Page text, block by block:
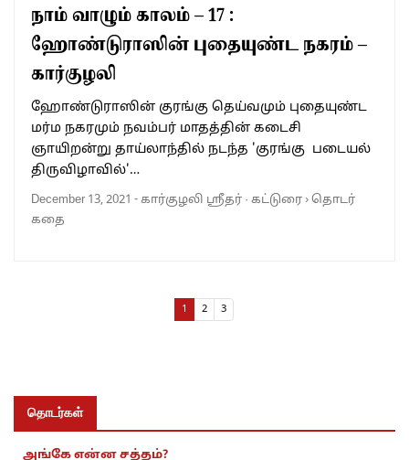
நாம் வாழும் காலம் – 17 :
ஹோண்டுராஸின் புதையுண்ட நகரம் –
கார்குழலி
ஹோண்டுராஸின் குரங்கு தெய்வமும் புதையுண்ட
மர்ம நகரமும் நவம்பர் மாதத்தின் கடைசி
ஞாயிறன்று தாய்லாந்தில் நடந்த 'குரங்கு படையல்
திருவிழாவில்'…
December 13, 2021 -கார்குழலி ஸ்ரீதர் · கட்டுரை›தொடர்
கதை
Current Page
1 Page
2 Page
3
தொடர்கள்
அங்கே என்ன சத்தம்?